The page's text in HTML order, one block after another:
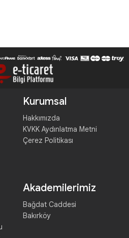
Kurumsal
Hakkımızda
KVKK Aydınlatma Metni
Çerez Politikası
Akademilerimiz
Bağdat Caddesi
Bakırköy